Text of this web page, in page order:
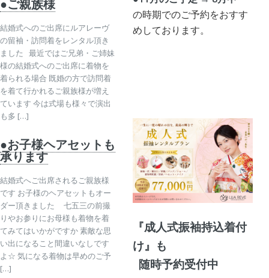
の時期でのご予約をおすす
めしております。
『成人式振袖持込着付
け』も
随時予約受付中
●ご親族様
結婚式へのご出席にルアレーヴ
の留袖・訪問着をレンタル頂き
ました 最近ではご兄弟・ご姉妹
様の結婚式へのご出席に着物を
着られる場合 既婚の方で訪問着
を着て行かれるご親族様が増え
ています 今は式場も様々で演出
も多 […]
●お子様ヘアセットも
承ります
結婚式へご出席されるご親族様
です お子様のヘアセットもオー
ダー頂きました 七五三の前撮
りやお参りにお母様も着物を着
てみてはいかがですか 素敵な思
い出になること間違いなしです
よ☆ 気になる着物は早めのご予
[…]